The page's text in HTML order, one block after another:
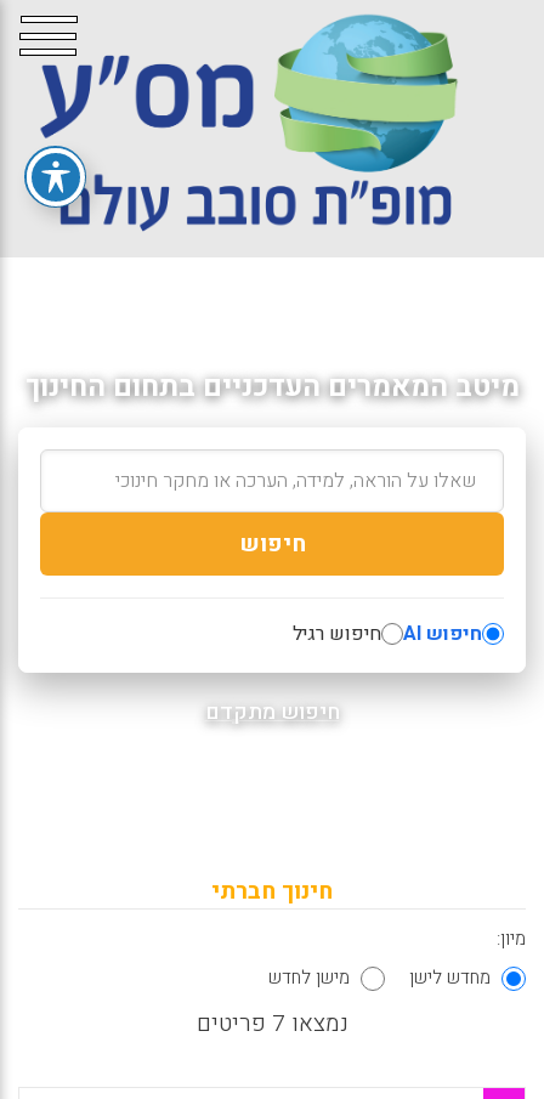
מיטב המאמרים העדכניים בתחום החינוך
חיפוש
חיפוש AI חיפוש רגיל
חיפוש מתקדם
חינוך חברתי
מיון:
מחדש לישן
מישן לחדש
נמצאו 7 פריטים